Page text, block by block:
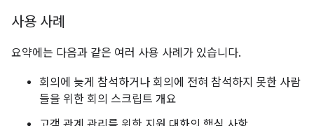
사용 사례
요약에는 다음과 같은 여러 사용 사례가 있습니다.
회의에 늦게 참석하거나 회의에 전혀 참석하지 못한 사람
들을 위한 회의 스크립트 개요